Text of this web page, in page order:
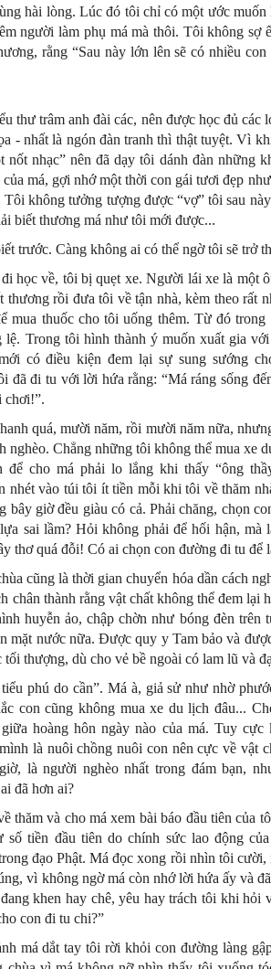
hài lòng. Lúc đó tôi chỉ có một ước muốn
người làm phụ má mà thôi. Tôi không sợ
rằng “Sau này lớn lên sẽ có nhiều
thư trâm anh đài các, nên được học đủ các
- nhất là ngón đàn tranh thì thật tuyệt. Vì
nốt nhạc” nên đã dạy tôi dánh đàn những
má, gợi nhớ một thời con gái tươi đẹp
không tưởng tượng được “vợ” tôi sau
biết thương má như tôi mới được...
trước. Càng không ai có thể ngờ tôi sẽ trở
học về, tôi bị quẹt xe. Người lái xe là một
thương rồi đưa tôi về tận nhà, kèm theo rất
mua thuốc cho tôi uống thêm. Từ đó
lệ. Trong tôi hình thành ý muốn xuất gia
có điều kiện đem lại sự sung sướng
đã đi tu với lời hứa rằng: “Má ráng sống
chơi!”.
quá, mười năm, rồi mười năm nữa,
nghèo. Chẳng những tôi không thể mua xe
để cho má phải lo lắng khi thấy “ông
nhét vào túi tôi ít tiền mỗi khi tôi về thăm
bây giờ đều giàu có cả. Phải chăng, chọn
sai lầm? Hỏi không phải để hối hận, mà
thơ quá đỗi! Có ai chọn con đường đi tu để
cũng là thời gian chuyển hóa dần cách
chân thành rằng vật chất không thể đem lại
huyễn ảo, chập chờn như bóng đèn trên
mặt nước nữa. Được quy y Tam bảo và
tối thượng, dù cho vẻ bề ngoài có lam lũ và
phú do cần”. Má à, giả sử như nhờ
con cũng không mua xe du lịch đâu...
hoàng hôn ngày nào của má. Tuy
là nuôi chồng nuôi con nên cực về vật
là người nghèo nhất trong đám bạn,
đã hơn ai?
thăm và cho má xem bài báo đầu tiên của
số tiền đầu tiên do chính sức lao động
đạo Phật. Má đọc xong rồi nhìn tôi
vì không ngờ má còn nhớ lời hứa ấy và
khen hay chê, yêu hay trách tôi khi hỏi
con đi tu chi?”
má dắt tay tôi rời khỏi con đường làng